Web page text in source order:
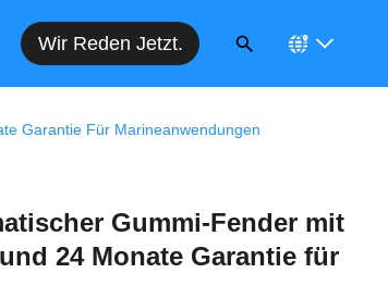
Wir Reden Jetzt.
Garantie Für Marineanwendungen
Gummi-Fender mit
24 Monate Garantie für